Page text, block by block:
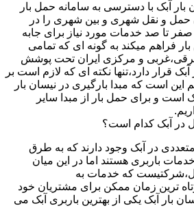
آبک با دسترسی به سامانه حمل بار
حمل و نقل شهری و بین شهری را در
صفر تا صد خدمات مورد نیاز برای جابه
فراهم میکند به گونه ای که تمامی
و مرکزی ایران تحت پوشش
قرار دارد،تنها نکته ای که لازم است بر
این است که مبدا بارگیری در نیسان بار
است و برای حمل بار از مبدا سایر
در آبک کدام است؟
در آبک وجود دارند که به طرق
باربری هستند اما در این میان
که خدمات به
ترین زمان ممکن برای مشتریان خود
بار آبک یکی از بهترین باربری آبک می